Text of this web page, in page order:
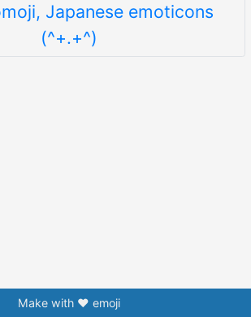
Japanese emoticons
(^+.+^)
Make with ❤️ emoji